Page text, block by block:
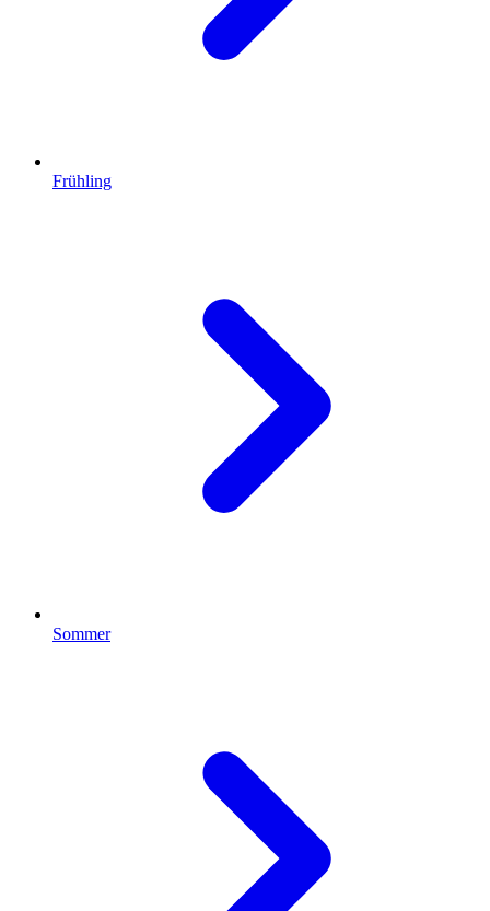
Frühling
Sommer